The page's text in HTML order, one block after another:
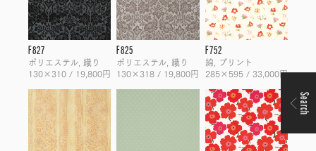
F827
ポリエステル, 織り
130×310 / 19,800円
F825
ポリエステル, 織り
130×318 / 19,800円
F752
綿, プリント
285×595 / 33,000円
Search